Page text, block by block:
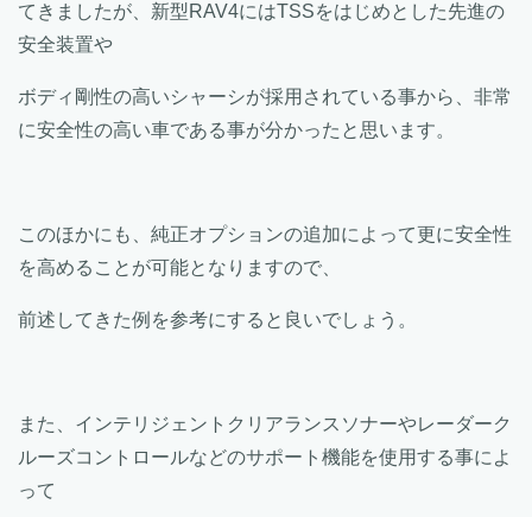
てきましたが、新型RAV4にはTSSをはじめとした先進の
安全装置や
ボディ剛性の高いシャーシが採用されている事から、非常
に安全性の高い車である事が分かったと思います。
このほかにも、純正オプションの追加によって更に安全性
を高めることが可能となりますので、
前述してきた例を参考にすると良いでしょう。
また、インテリジェントクリアランスソナーやレーダーク
ルーズコントロールなどのサポート機能を使用する事によ
って